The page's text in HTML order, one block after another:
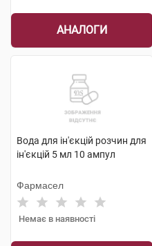
АНАЛОГИ
Вода для ін'єкцій розчин для
ін'єкцій 5 мл 10 ампул
Фармасел
Немає в наявності